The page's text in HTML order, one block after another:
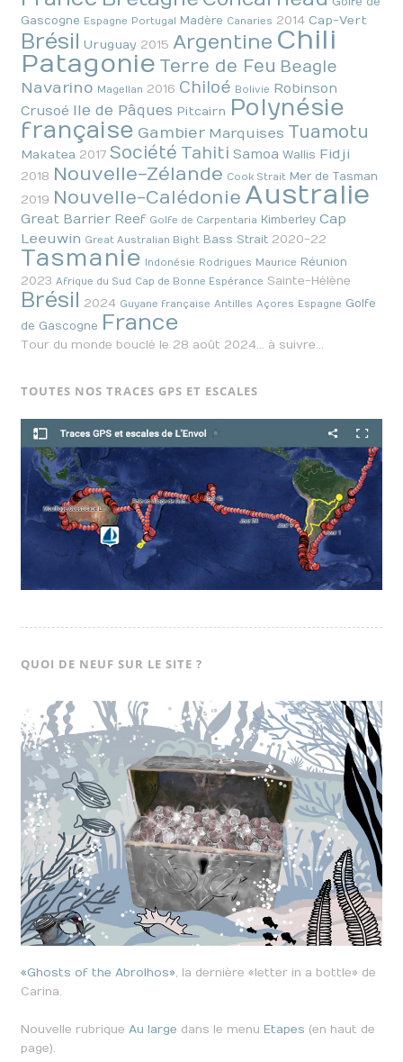
Gascogne Espagne Portugal Madère Canaries 2014 Cap-Vert
Brésil Uruguay 2015Argentine Chili
Patagonie Terre de Feu Beagle
Navarino Magellan 2016 Chiloé Bolivie Robinson
Crusoé Ile de Pâques Pitcairn Polynésie
française Gambier Marquises Tuamotu
Makatea 2017Société Tahiti Samoa Wallis Fidji
2018 Nouvelle-Zélande Cook Strait Mer de Tasman
2019 Nouvelle-Calédonie Australie
Great Barrier Reef Golfe de Carpentaria Kimberley Cap
Leeuwin Great Australian Bight Bass Strait 2020-22
Tasmanie Indonésie Rodrigues Maurice Réunion
2023Afrique du Sud Cap de Bonne Espérance Sainte-Hélène
Brésil 2024 Guyane française Antilles Açores Espagne Golfe
de Gascogne France
Tour du monde bouclé le 28 août 2024… à suivre…
TOUTES NOS TRACES GPS ET ESCALES
QUOI DE NEUF SUR LE SITE ?
«Ghosts of the Abrolhos», la dernière «letter in a bottle» de
Carina.
Nouvelle rubriqueAu large dans le menuEtapes (en haut de
page).